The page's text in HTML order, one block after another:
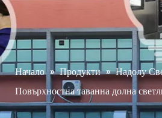
Начало » Продукти » Надолу
Повърхностна таванна долна